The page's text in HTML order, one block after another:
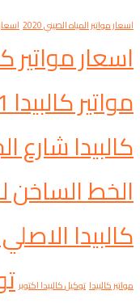
اسعار مواتير المياه الصيني 2020
اسعار مواتير
مواتير كالبيدا 2021
كالبيدا شارع
الخط الساخن
كالبيدا
مواتير كالبيدا توكيل كالبيدا اكتوبر